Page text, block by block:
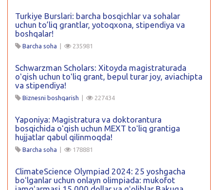
Turkiye Burslari: barcha bosqichlar va sohalar
uchun to’liq grantlar, yotoqxona, stipendiya va
boshqalar!
Barcha soha | 235981
Schwarzman Scholars: Xitoyda magistraturada
oʻqish uchun toʻliq grant, bepul turar joy, aviachipta
va stipendiya!
Biznesni boshqarish | 227434
Yaponiya: Magistratura va doktorantura
bosqichida oʻqish uchun MEXT toʻliq grantiga
hujjatlar qabul qilinmoqda!
Barcha soha | 178881
ClimateScience Olympiad 2024: 25 yoshgacha
boʻlganlar uchun onlayn olimpiada: mukofot